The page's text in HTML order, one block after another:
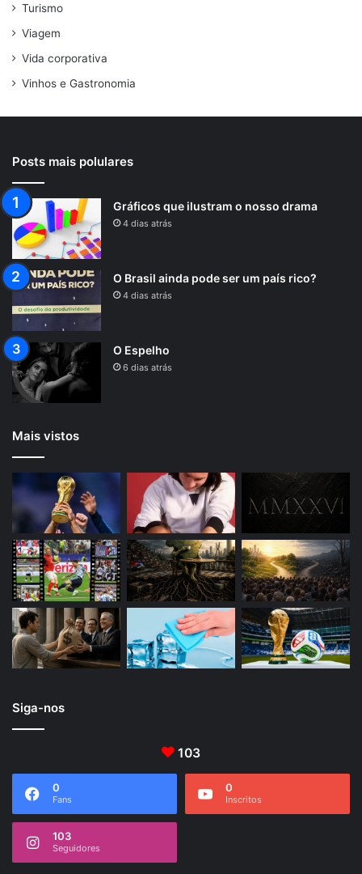
Turismo
Viagem
Vida corporativa
Vinhos e Gastronomia
Posts mais polulares
Gráficos que ilustram o nosso drama
4 dias atrás
O Brasil ainda pode ser um país rico?
4 dias atrás
O Espelho
6 dias atrás
Mais vistos
Siga-nos
103
0
Fans
0
Inscritos
103
Seguidores